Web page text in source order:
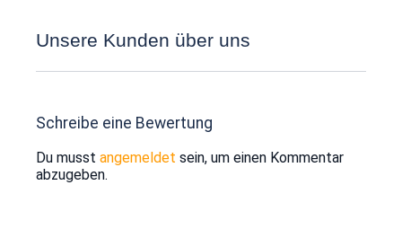
Unsere Kunden über uns
Schreibe eine Bewertung
Du musst angemeldet sein, um einen Kommentar
abzugeben.